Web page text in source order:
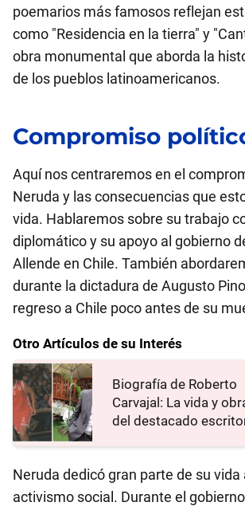
poemarios más famosos reflejan
como "Residencia en la tierra" y
obra monumental que aborda la
de los pueblos latinoamericanos.
Compromiso
Aquí nos centraremos en el
Neruda y las consecuencias que
vida. Hablaremos sobre su trabajo
diplomático y su apoyo al gobierno
Allende en Chile. También
durante la dictadura de Augusto
regreso a Chile poco antes de su
Otro Artículos de su Interés
Biografía de Roberto
Carvajal: La vida y
del destacado
Neruda dedicó gran parte de su vida
activismo social. Durante el